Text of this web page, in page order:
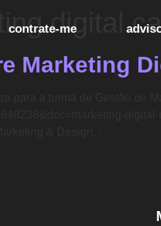
contrate-medigital
Marketing